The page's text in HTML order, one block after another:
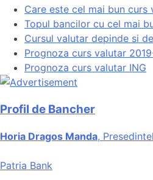
Care este cel mai bun curs
Topul bancilor cu cel mai
Cursul valutar depinde si
Prognoza curs valutar
Prognoza curs valutar ING
Profil de Bancher
Horia Dragos Manda,
Patria Bank